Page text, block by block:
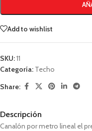
Add to wishlist
SKU:11
Categoría: Techo
Share:
Descripción
Canalón por metro lineal el